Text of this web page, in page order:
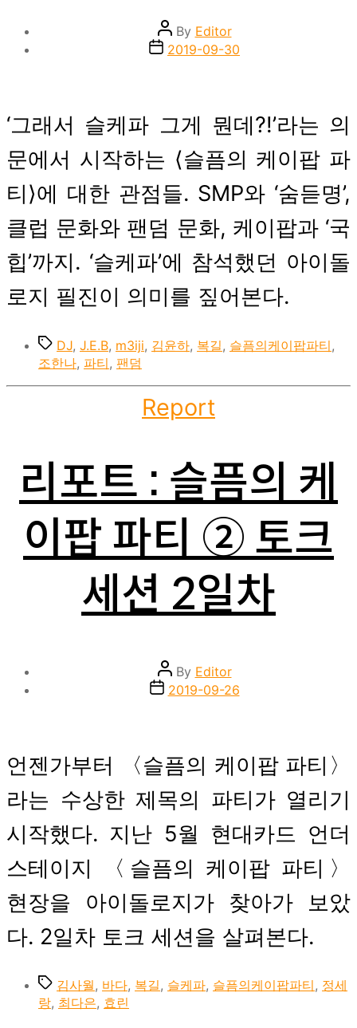
Post
author
By Editor
Post2019-09-30
‘그래서 슬케파 그게 뭔데?!’라는 의
문에서 시작하는 ⟨슬픔의 케이팝 파
티⟩에 대한 관점들. SMP와 ‘숨듣명’,
클럽 문화와 팬덤 문화, 케이팝과 ‘국
힙’까지. ‘슬케파’에 참석했던 아이돌
로지 필진이 의미를 짚어본다.
TagsDJ, J.E.B, m3iji, 김윤하, 복길 , 슬픔의케이팝파티 ,
조한나, 파티 , 팬덤
Categories
Report
리포트 : 슬픔의 케
이팝 파티 ② 토크
세션 2일차
Post
author
By Editor
Post2019-09-26
언젠가부터 〈슬픔의 케이팝 파티〉
라는 수상한 제목의 파티가 열리기
시작했다. 지난 5월 현대카드 언더
스테이지 〈슬픔의 케이팝 파티〉
현장을 아이돌로지가 찾아가 보았
다. 2일차 토크 세션을 살펴본다.
Tags김사월, 바다, 복길, 슬케파, 슬픔의케이팝파티, 정세
랑, 최다은, 효린